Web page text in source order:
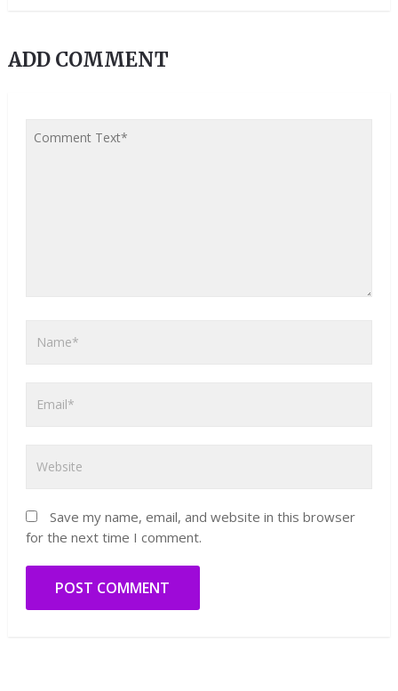
ADD COMMENT
Save my name, email, and website in this browser
for the next time I comment.